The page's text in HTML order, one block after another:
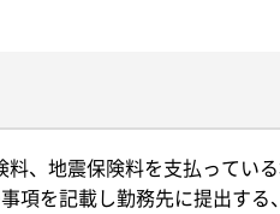
、地震保険料を支払ってい
項を記載し勤務先に提出す